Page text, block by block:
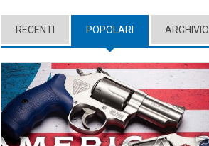
RECENTI POPOLARI (ACTIVE TAB)
ARCHIVIO